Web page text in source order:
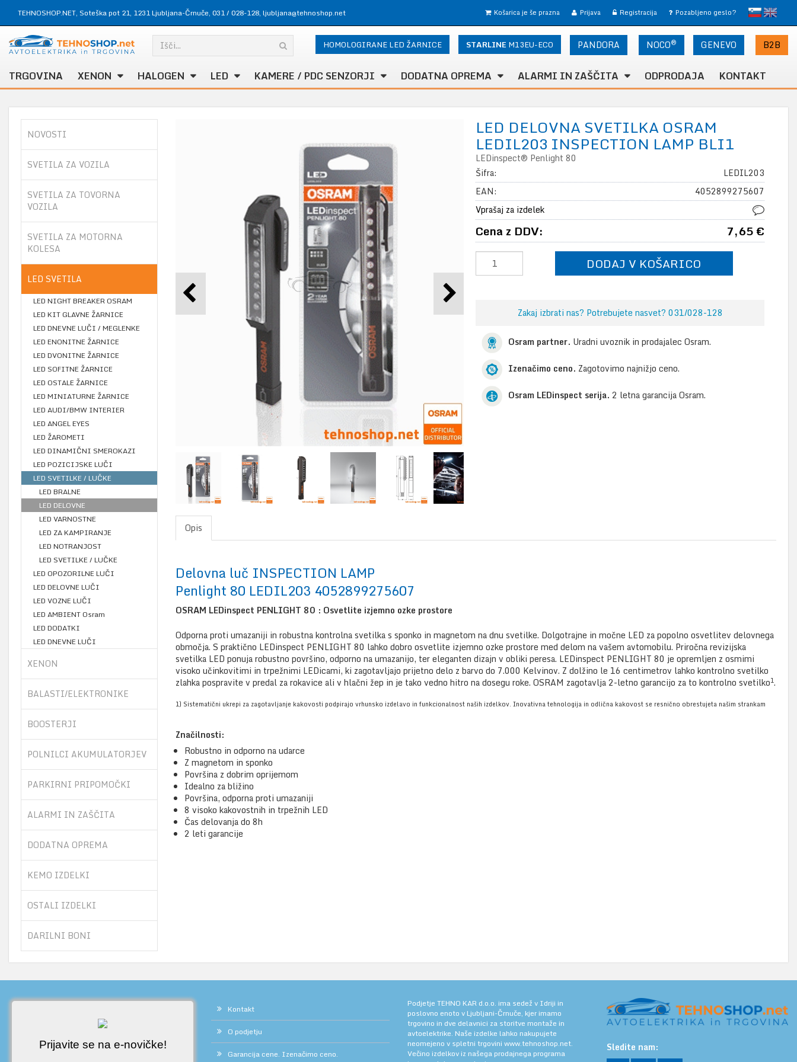
TEHNOSHOP.NET, Soteška pot 21, 1231 Ljubljana-Črnuče, 031 / 028-128, ljubljana@tehnoshop.net slovensko
English
Prijava Registracija Pozabljeno geslo?
Košarica je še prazna
PANDORA NOCO® GENEVO B2B
STARLINE M13EU-ECO
HOMOLOGIRANE LED ŽARNICE
TRGOVINA XENON HALOGEN LED KAMERE / PDC SENZORJI DODATNA OPREMA ALARMI IN ZAŠČITA ODPRODAJA KONTAKT
NOVOSTI
SVETILA ZA VOZILA
SVETILA ZA TOVORNA
VOZILA
SVETILA ZA MOTORNA
KOLESA
LED SVETILA
LED NIGHT BREAKER OSRAM
LED KIT GLAVNE ŽARNICE
LED DNEVNE LUČI / MEGLENKE
LED ENONITNE ŽARNICE
LED DVONITNE ŽARNICE
LED SOFITNE ŽARNICE
LED OSTALE ŽARNICE
LED MINIATURNE ŽARNICE
LED AUDI/BMW INTERIER
LED ANGEL EYES
LED ŽAROMETI
LED DINAMIČNI SMEROKAZI
LED POZICIJSKE LUČI
LED SVETILKE / LUČKE
LED BRALNE
LED DELOVNE
LED VARNOSTNE
LED ZA KAMPIRANJE
LED NOTRANJOST
LED SVETILKE / LUČKE
LED OPOZORILNE LUČI
LED DELOVNE LUČI
LED VOZNE LUČI
LED AMBIENT Osram
LED DODATKI
LED DNEVNE LUČI
XENON
BALASTI/ELEKTRONIKE
BOOSTERJI
POLNILCI AKUMULATORJEV
PARKIRNI PRIPOMOČKI
ALARMI IN ZAŠČITA
DODATNA OPREMA
KEMO IZDELKI
OSTALI IZDELKI
DARILNI BONI
LED DELOVNA SVETILKA OSRAM
LEDIL203 INSPECTION LAMP BLI1
LEDinspect® Penlight 80
Šifra:
LEDIL203
EAN:
4052899275607
Vprašaj za izdelek
Cena z DDV:
7,65 €
DODAJ V KOŠARICO
Zakaj izbrati nas? Potrebujete nasvet? 031/028-128
Osram partner. Uradni uvoznik in prodajalec Osram.
Izenačimo ceno. Zagotovimo najnižjo ceno.
Osram LEDinspect serija. 2 letna garancija Osram.
Opis
Delovna luč INSPECTION LAMP
Penlight 80 LEDIL203 4052899275607
OSRAM LEDinspect PENLIGHT 80 : Osvetlite izjemno ozke prostore
Odporna proti umazaniji in robustna kontrolna svetilka s sponko in magnetom na dnu svetilke. Dolgotrajne in močne LED za popolno osvetlitev delovnega
območja. S praktično LEDinspect PENLIGHT 80 lahko dobro osvetlite izjemno ozke prostore med delom na vašem avtomobilu. Priročna revizijska
svetilka LED ponuja robustno površino, odporno na umazanijo, ter eleganten dizajn v obliki peresa. LEDinspect PENLIGHT 80 je opremljen z osmimi
visoko učinkovitimi in trpežnimi LEDicami, ki zagotavljajo prijetno delo z barvo do 7.000 Kelvinov. Z dolžino le 16 centimetrov lahko kontrolno svetilko
zlahka pospravite v predal za rokavice ali v hlačni žep in je tako vedno hitro na dosegu roke. OSRAM zagotavlja 2-letno garancijo za to kontrolno svetilko1.
1) Sistematični ukrepi za zagotavljanje kakovosti podpirajo vrhunsko izdelavo in funkcionalnost naših izdelkov. Inovativna tehnologija in odlična kakovost se resnično obrestujeta našim strankam
Značilnosti:
Robustno in odporno na udarce
Z magnetom in sponko
Površina z dobrim oprijemom
Idealno za bližino
Površina, odporna proti umazaniji
8 visoko kakovostnih in trpežnih LED
Čas delovanja do 8h
2 leti garancije
Prijavite se na e-novičke!
Kontakt
O podjetju
Garancija cene. Izenačimo ceno.
Podjetje TEHNO KAR d.o.o. ima sedež v Idriji in
poslovno enoto v Ljubljani-Črnuče, kjer imamo
trgovino in dve delavnici za storitve montaže in
avtoelektrike. Naše izdelke lahko nakupujete
neomejeno v spletni trgovini www.tehnoshop.net.
Večino izdelkov iz našega prodajnega programa
Sledite nam: